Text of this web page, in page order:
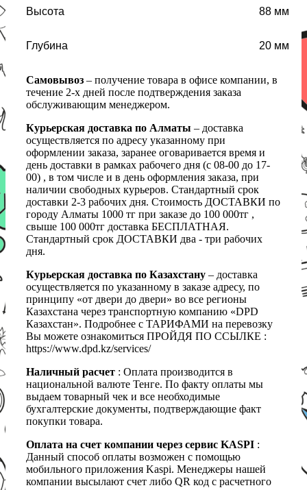
Высота 88 мм
Глубина 20 мм
Самовывоз – получение товара в офисе компании, в
течение 2-х дней после подтверждения заказа
обслуживающим менеджером.
Курьерская доставка по Алматы – доставка
осуществляется по адресу указанному при
оформлении заказа, заранее оговаривается время и
день доставки в рамках рабочего дня (с 08-00 до 17-
00) , в том числе и в день оформления заказа, при
наличии свободных курьеров. Стандартный срок
доставки 2-3 рабочих дня. Стоимость ДОСТАВКИ по
городу Алматы 1000 тг при заказе до 100 000тг ,
свыше 100 000тг доставка БЕСПЛАТНАЯ.
Стандартный срок ДОСТАВКИ два - три рабочих
дня.
Курьерская доставка по Казахстану – доставка
осуществляется по указанному в заказе адресу, по
принципу «от двери до двери» во все регионы
Казахстана через транспортную компанию «DPD
Казахстан». Подробнее с ТАРИФАМИ на перевозку
Вы можете ознакомиться ПРОЙДЯ ПО ССЫЛКЕ :
https://www.dpd.kz/services/
Наличный расчет : Оплата производится в
национальной валюте Тенге. По факту оплаты мы
выдаем товарный чек и все необходимые
бухгалтерские документы, подтверждающие факт
покупки товара.
Оплата на счет компании через сервис KASPI :
Данный способ оплаты возможен с помощью
мобильного приложения Kaspi. Менеджеры нашей
компании высылают счет либо QR код с расчетного